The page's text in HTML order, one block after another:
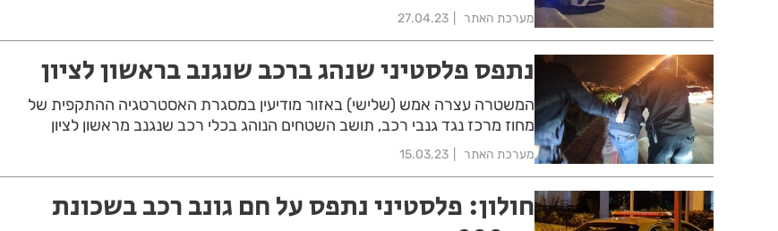
מערכת האתר 27.04.23
נתפס פלסטיני שנהג ברכב שנגנב בראשון לציון
המשטרה עצרה אמש (שלישי) באזור מודיעין במסגרת האסטרטגיה ההתקפית של
מחוז מרכז נגד גנבי רכב, תושב השטחים הנוהג בכלי רכב שנגנב מראשון לציון
מערכת האתר 15.03.23
חולון: פלסטיני נתפס על חם גונב רכב בשכונת